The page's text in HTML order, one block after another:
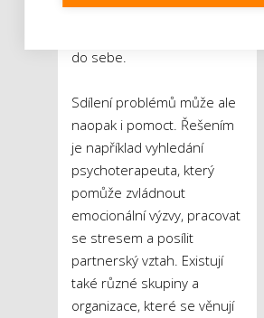
se páry začnou stranit
do sebe.
Sdílení problémů může ale
naopak i pomoct. Řešením
je například vyhledání
psychoterapeuta, který
pomůže zvládnout
emocionální výzvy, pracovat
se stresem a posílit
partnerský vztah. Existují
také různé skupiny a
organizace, které se věnují